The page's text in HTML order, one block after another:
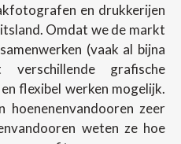
en drukkerijen
Omdat we de markt
(vaak al bijna
grafische
flexibel werken mogelijk.
hoenenenvandooren zeer
weten ze hoe